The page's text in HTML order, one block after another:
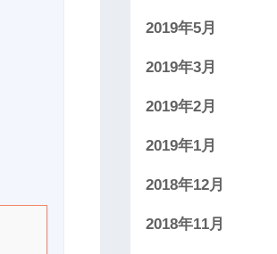
2019年5月
2019年3月
2019年2月
2019年1月
2018年12月
2018年11月